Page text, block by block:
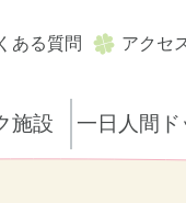
アクセ
ある質問
施設 一日人間